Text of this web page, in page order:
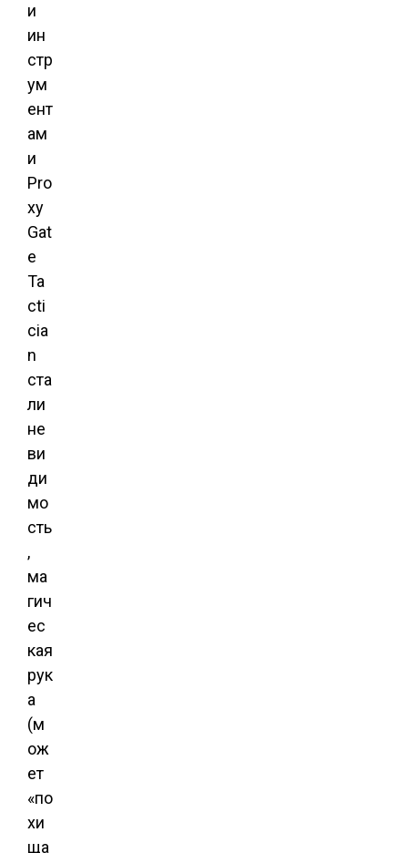
и
ин
стр
ум
ент
ам
и
Pro
xy
Gat
e
Ta
cti
cia
n
ста
ли
не
ви
ди
мо
сть
,
ма
гич
ес
кая
рук
а
(м
ож
ет
«по
хи
ща